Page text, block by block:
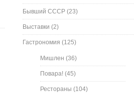
Бывший СССР (23)
Выставки (2)
Гастрономия (125)
Мишлен (36)
Повара! (45)
Рестораны (104)